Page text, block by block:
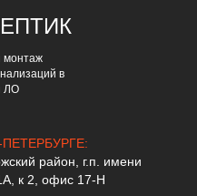
монтаж
в
ЛО
район, г.п. имени
к 2, офис 17-Н